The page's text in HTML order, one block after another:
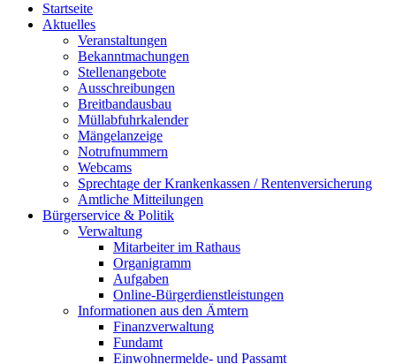
Startseite
Aktuelles
Veranstaltungen
Bekanntmachungen
Stellenangebote
Ausschreibungen
Breitbandausbau
Müllabfuhrkalender
Mängelanzeige
Notrufnummern
Webcams
Sprechtage der Krankenkassen / Rentenversicherung
Amtliche Mitteilungen
Bürgerservice & Politik
Verwaltung
Mitarbeiter im Rathaus
Organigramm
Aufgaben
Online-Bürgerdienstleistungen
Informationen aus den Ämtern
Finanzverwaltung
Fundamt
Einwohnermelde- und Passamt